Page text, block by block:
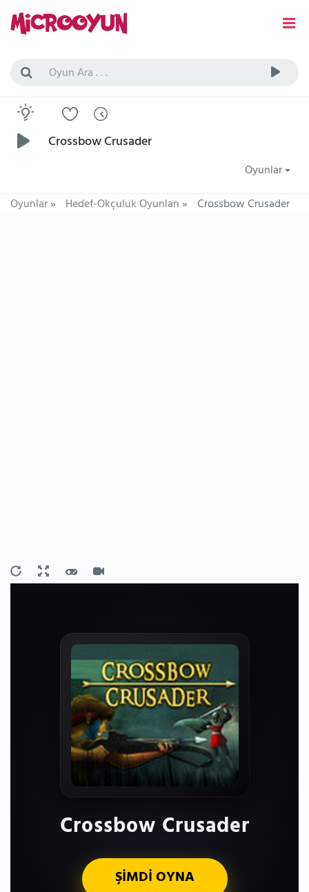
Crossbow Crusader
Oyunlar
Oyunlar» Hedef-Okçuluk Oyunları» Crossbow Crusader
Crossbow Crusader
ŞİMDİ OYNA